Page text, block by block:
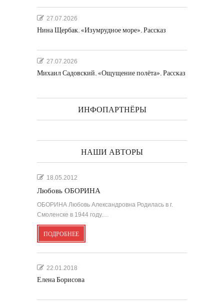
27.07.2026
Нина Щербак. «Изумрудное море». Рассказ
27.07.2026
Михаил Садовский. «Ощущение полёта». Рассказ
ИНФОПАРТНЁРЫ
НАШИ АВТОРЫ
18.05.2012
Любовь ОБОРИНА
ОБОРИНА Любовь Александровна Родилась в г.
Смоленске в 1944 году.…
ПОДРОБНЕЕ
22.01.2018
Елена Борисова